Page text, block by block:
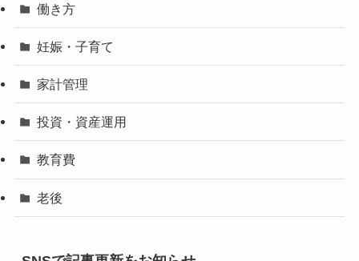
働き方
妊娠・子育て
家計管理
投資・資産運用
教育費
老後